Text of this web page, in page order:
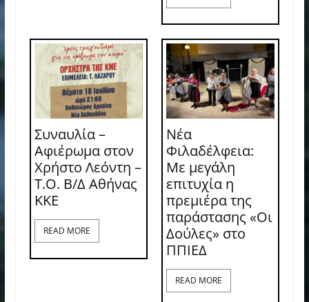
Συναυλία –
Αφιέρωμα στον
Χρήστο Λεόντη –
Τ.Ο. Β/Δ Αθήνας
ΚΚΕ
READ MORE
Νέα
Φιλαδέλφεια:
Με μεγάλη
επιτυχία η
πρεμιέρα της
παράστασης «Οι
Δούλες» στο
ΠΠΙΕΔ
READ MORE